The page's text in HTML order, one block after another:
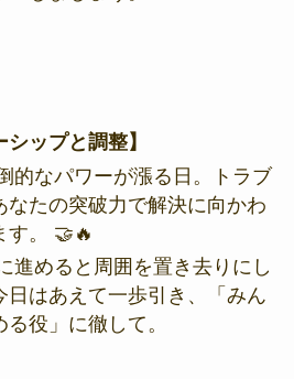
ップと調整】
的なパワーが漲る日。トラブ
なたの突破力で解決に向かわ
す。 🤝🔥
進めると周囲を置き去りにし
日はあえて一歩引き、「みん
役」に徹して。